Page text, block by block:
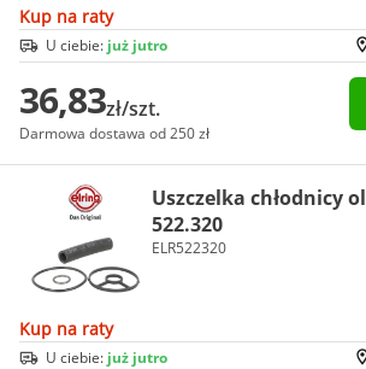
Kup na raty
U ciebie: już jutro
36,83zł/szt.
Darmowa dostawa od 250 zł
Uszczelka chłodnicy
522.320
ELR522320
Kup na raty
U ciebie: już jutro